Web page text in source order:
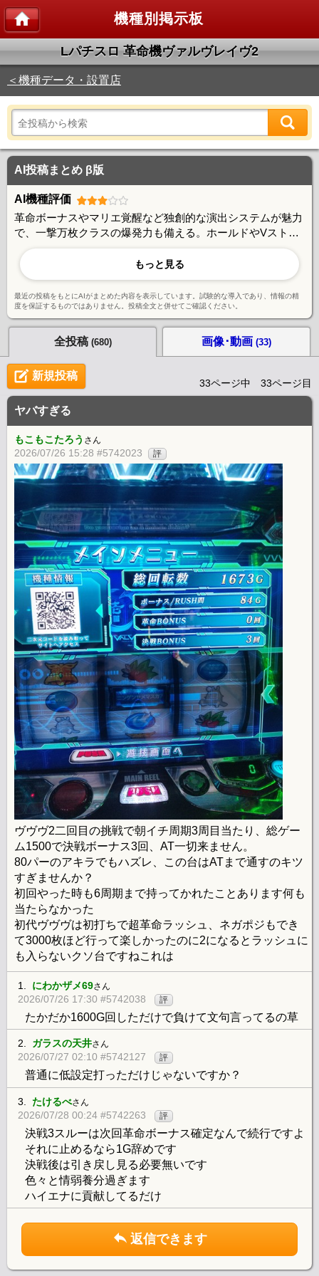
機種別掲示板
Lパチスロ 革命機ヴァルヴレイヴ2
＜機種データ・設置店
AI投稿まとめ β版
AI機種評価
革命ボーナスやマリエ覚醒など独創的な演出システムが魅力
で、一撃万枚クラスの爆発力も備える。ホールドやVストッ
クなど戦略性の高い要素も評価されているが、継続率や出玉
感に期待とのギャップを感じる声も多い。高設定でも波が荒
く安定感に欠ける面があり、賛否が分かれる仕様となってい
る。
もっと見る
最近の投稿をもとにAIがまとめた内容を表示しています。試験的な導入であり、情報の精
度を保証するものではありません。投稿全文と併せてご確認ください。
全投稿 (680) 画像･動画 (33)
新規投稿
33ページ中 33ページ目
ヤバすぎる
もこもこたろう さん
2026/07/26 15:28 #5742023 評
ヴヴヴ2二回目の挑戦で朝イチ周期3周目当たり、総ゲー
ム1500で決戦ボーナス3回、AT一切来ません。
80パーのアキラでもハズレ、この台はATまで通すのキツ
すぎませんか？
初回やった時も6周期まで持ってかれたことあります何も
当たらなかった
初代ヴヴヴは初打ちで超革命ラッシュ、ネガポジもでき
て3000枚ほど行って楽しかったのに2になるとラッシュに
も入らないクソ台ですねこれは
1. にわかザメ69さん
2026/07/26 17:30 #5742038 評
たかだか1600G回しただけで負けて文句言ってるの草
2. ガラスの天井さん
2026/07/27 02:10 #5742127 評
普通に低設定打っただけじゃないですか？
3. たけるべさん
2026/07/28 00:24 #5742263 評
決戦3スルーは次回革命ボーナス確定なんで続行ですよ
それに止めるなら1G辞めです
決戦後は引き戻し見る必要無いです
色々と情弱養分過ぎます
ハイエナに貢献してるだけ
返信できます